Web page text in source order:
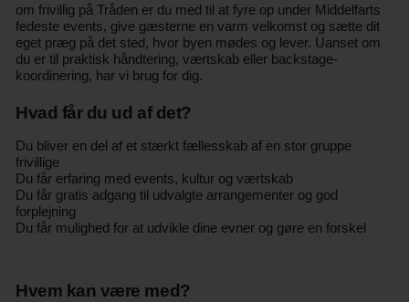
om frivillig på Tråden er du med til at fyre op under Middelfarts
fedeste events, give gæsterne en varm velkomst og sætte dit
eget præg på det sted, hvor byen mødes og lever. Uanset om
du er til praktisk håndtering, værtskab eller backstage-
koordinering, har vi brug for dig.
Hvad får du ud af det?
Du bliver en del af et stærkt fællesskab af en stor gruppe
frivillige
Du får erfaring med events, kultur og værtskab
Du får gratis adgang til udvalgte arrangementer og god
forplejning
Du får mulighed for at udvikle dine evner og gøre en forskel
Hvem kan være med?